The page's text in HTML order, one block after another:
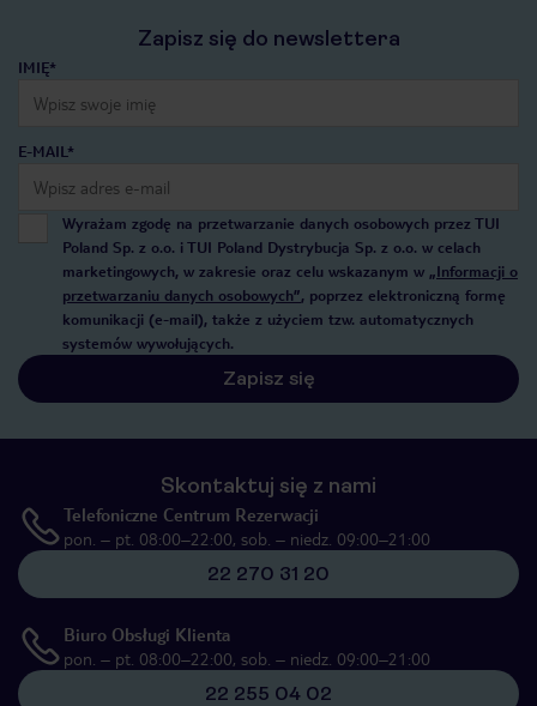
Zapisz się do newslettera
IMIĘ*
E-MAIL*
Wyrażam zgodę na przetwarzanie danych osobowych przez TUI
Poland Sp. z o.o. i TUI Poland Dystrybucja Sp. z o.o. w celach
marketingowych, w zakresie oraz celu wskazanym w „Informacji o
przetwarzaniu danych osobowych”, poprzez elektroniczną formę
komunikacji (e-mail), także z użyciem tzw. automatycznych
systemów wywołujących.
Zapisz się
Skontaktuj się z nami
Telefoniczne Centrum Rezerwacji
pon. – pt. 08:00–22:00, sob. – niedz. 09:00–21:00
22 270 31 20
Biuro Obsługi Klienta
pon. – pt. 08:00–22:00, sob. – niedz. 09:00–21:00
22 255 04 02